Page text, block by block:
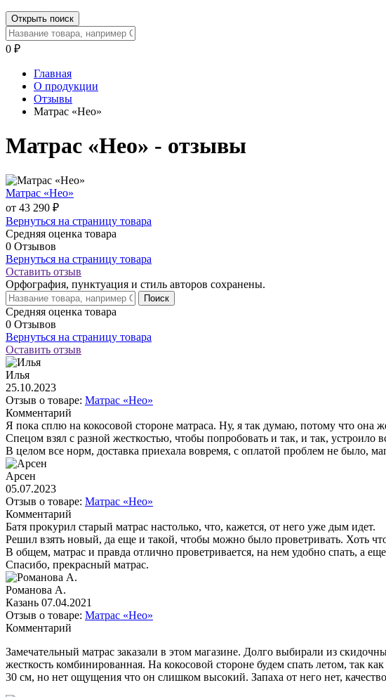
Открыть поиск
0 ₽
Главная
О продукции
Отзывы
Матрас «Нео»
Матрас «Нео» - отзывы
Матрас «Нео»
от 43 290 ₽
Вернуться на страницу товара
Средняя оценка товара
0 Отзывов
Вернуться на страницу товара
Оставить отзыв
Орфография, пунктуация и стиль авторов сохранены.
Поиск
Средняя оценка товара
0 Отзывов
Вернуться на страницу товара
Оставить отзыв
Илья
25.10.2023
Отзыв о товаре: Матрас «Нео»
Комментарий
Я пока сплю на кокосовой стороне матраса. Ну, я так думаю, потому что она
Спецом взял с разной жесткостью, чтобы попробовать и так, и так,
В целом все норм, доставка приехала вовремя, с оплатой проблем не было,
Арсен
05.07.2023
Отзыв о товаре: Матрас «Нео»
Комментарий
Батя прокурил старый матрас настолько, что, кажется, от него уже дым идет.
Решил взять новый, да еще и такой, чтобы можно было проветривать. Хоть
В общем, матрас и правда отлично проветривается, на нем удобно спать, а
Спасибо, прекрасный матрас.
Романова А.
Казань 07.04.2021
Отзыв о товаре: Матрас «Нео»
Комментарий
Замечательный матрас заказали в этом магазине. Долго выбирали из
жесткость комбинированная. На кокосовой стороне будем спать летом, так
30 см, но нет ощущения что он слишком высокий. Запаха от него нет, качество